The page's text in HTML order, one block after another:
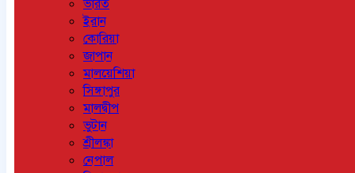
ভারত
ইরান
কোরিয়া
জাপান
মালয়েশিয়া
সিঙ্গাপুর
মালদ্বীপ
ভুটান
শ্রীলঙ্কা
নেপাল